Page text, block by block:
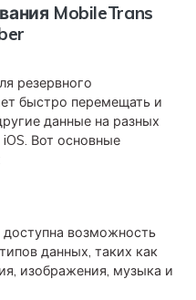
MobileTrans
резервного
быстро перемещать и
данные на разных
Вот основные
возможность
данных, таких как
изображения, музыка и